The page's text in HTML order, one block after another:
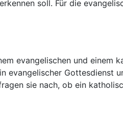
soll. Für die
evangelischen und einem
evangelischer Gottesdienst
sie nach, ob ein